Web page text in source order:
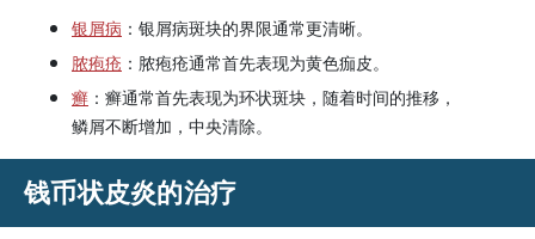
银屑病 ：银屑病斑块的界限通常更清晰。
脓疱疮 ：脓疱疮通常首先表现为黄色痂皮。
癣 ：癣通常首先表现为环状斑块，随着时间的推移，
鳞屑不断增加，中央清除。
钱币状皮炎的治疗